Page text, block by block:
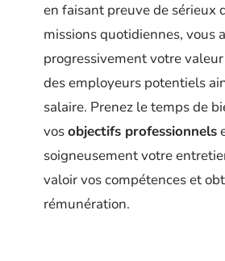
en faisant preuve de sérieux
missions quotidiennes, vous
progressivement votre
des employeurs potentiels
salaire. Prenez le temps de
vosobjectifs professionnels
soigneusement votre
valoir vos compétences et
rémunération.